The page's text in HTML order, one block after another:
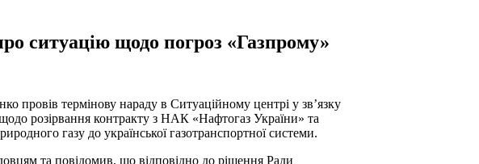
ситуацію щодо погроз «Газпрому»
провів термінову нараду в Ситуаційному центрі у зв’язку
розірвання контракту з НАК «Нафтогаз України» та
газу до української газотранспортної системи.
та повідомив, що відповідно до рішення Ради